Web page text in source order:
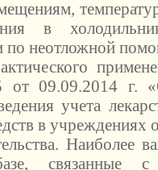
в
по неотложной
09.09.2014 г.
учета
в учреждениях
Наиболее
связанные